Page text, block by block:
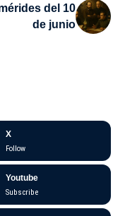
del 10
de junio
X
Follow
Youtube
Subscribe